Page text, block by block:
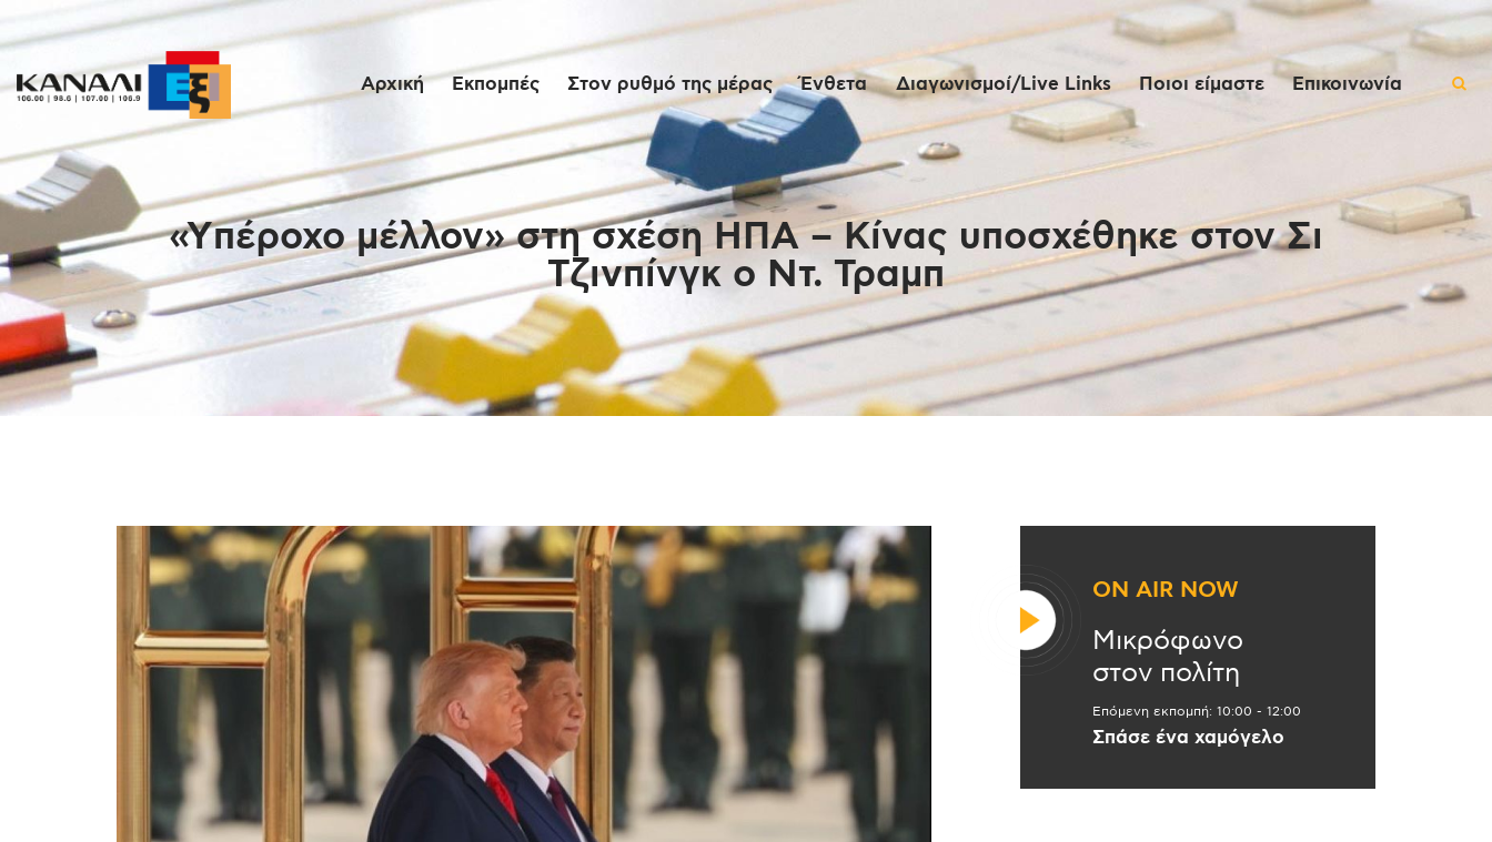
Αρχική Εκπομπές Στον ρυθμό της μέρας Ένθετα Διαγωνισμοί/Live Links Ποιοι είμαστε Επικοινωνία
«Yπέροχο μέλλον» στη σχέση ΗΠΑ – Κίνας υποσχέθηκε στον Σι
Τζινπίνγκ o Ντ. Τραμπ
Αρχική
Εκπομπές
Στον ρυθμό της
μέρας
Ένθετα
Διαγωνισμοί/Live
Links
Επικοινωνία
ON AIR NOW
Μικρόφωνο
στον πολίτη
Επόμενη εκπομπή: 10:00 - 12:00
Σπάσε ένα χαμόγελο